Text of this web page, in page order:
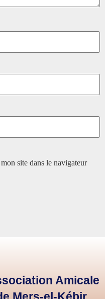
site dans le navigateur
Amicale